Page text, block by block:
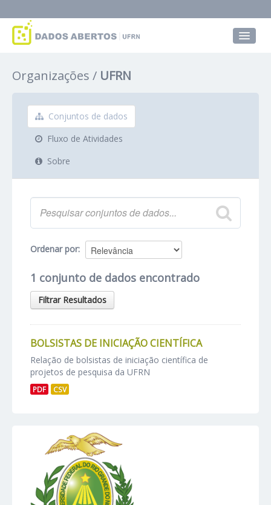
Grupos
Sobre
Organizações UFRN
Conjuntos de dados
Fluxo de Atividades
Sobre
Ordenar por
1 conjunto de dados encontrado
Filtrar Resultados
BOLSISTAS DE INICIAÇÃO CIENTÍFICA
Relação de bolsistas de iniciação científica de
projetos de pesquisa da UFRN
PDF CSV